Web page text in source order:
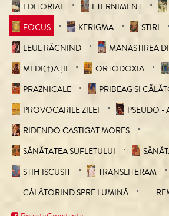
EDITORIAL
ETERNIMENT
FOCUS
KERIGMA
ȘTIRI
LEUL RĂCNIND
MANASTIREA
MEDI(†)AȚII
ORTODOXIA
PRAZNICALE
PRIBEAG ȘI
PROVOCARILE ZILEI
PSEUDO -
RIDENDO CASTIGAT MORES
SĂNĂTATEA SUFLETULUI
STIH ISCUSIT
TRANSLITERAM
CĂLĂTORIND SPRE LUMINĂ